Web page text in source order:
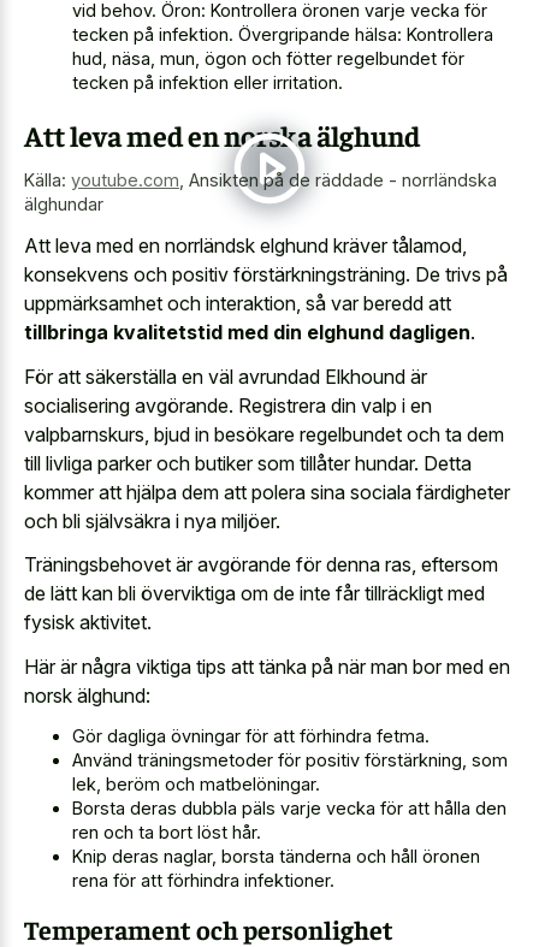
vid behov. Öron: Kontrollera öronen varje vecka för
tecken på infektion. Övergripande hälsa: Kontrollera
hud, näsa, mun, ögon och fötter regelbundet för
tecken på infektion eller irritation.
Att leva med en norska älghund
Källa: youtube.com Ansikten på de räddade - norrländska
älghundar
Att leva med en norrländsk elghund kräver tålamod,
konsekvens och positiv förstärkningsträning. De trivs på
uppmärksamhet och interaktion, så var beredd att
tillbringa kvalitetstid med din elghund dagligen.
För att säkerställa en väl avrundad Elkhound är
socialisering avgörande. Registrera din valp i en
valpbarnskurs, bjud in besökare regelbundet och ta dem
till livliga parker och butiker som tillåter hundar. Detta
kommer att hjälpa dem att polera sina sociala färdigheter
och bli självsäkra i nya miljöer.
Träningsbehovet är avgörande för denna ras, eftersom
de lätt kan bli överviktiga om de inte får tillräckligt med
fysisk aktivitet.
Här är några viktiga tips att tänka på när man bor med en
norsk älghund:
Gör dagliga övningar för att förhindra fetma.
Använd träningsmetoder för positiv förstärkning, som
lek, beröm och matbelöningar.
Borsta deras dubbla päls varje vecka för att hålla den
ren och ta bort löst hår.
Knip deras naglar, borsta tänderna och håll öronen
rena för att förhindra infektioner.
Temperament och personlighet